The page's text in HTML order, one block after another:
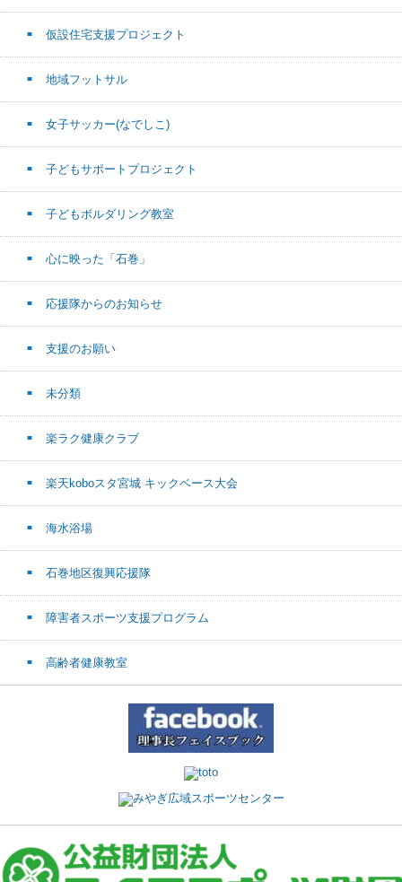
仮設住宅支援プロジェクト
地域フットサル
女子サッカー(なでしこ)
子どもサポートプロジェクト
子どもボルダリング教室
心に映った「石巻」
応援隊からのお知らせ
支援のお願い
未分類
楽ラク健康クラブ
楽天koboスタ宮城 キックベース大会
海水浴場
石巻地区復興応援隊
障害者スポーツ支援プログラム
高齢者健康教室